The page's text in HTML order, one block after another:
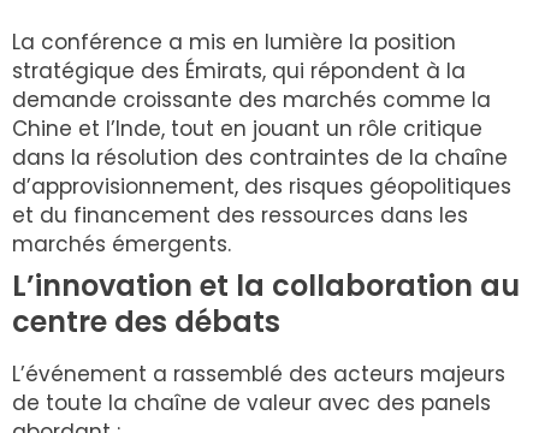
La conférence a mis en lumière la position
stratégique des Émirats, qui répondent à la
demande croissante des marchés comme la
Chine et l’Inde, tout en jouant un rôle critique
dans la résolution des contraintes de la chaîne
d’approvisionnement, des risques géopolitiques
et du financement des ressources dans les
marchés émergents.
L’innovation et la collaboration au
centre des débats
L’événement a rassemblé des acteurs majeurs
de toute la chaîne de valeur avec des panels